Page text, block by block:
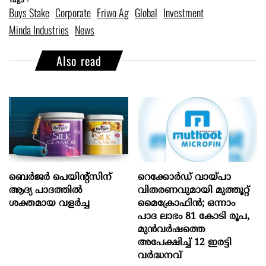
Buys Stake Corporate Friwo Ag Global Investment
Minda Industries News
Also read
ബെർജർ പെയിന്റ്സിന്
ആദ്യ പാദത്തിൽ
ശക്തമായ വളർച്ച
റെക്കോർഡ് വായ്പാ
വിതരണവുമായി മുത്തൂറ്റ്
മൈക്രോഫിൻ; ഒന്നാം
പാദ ലാഭം 81 കോടി രൂപ,
മുൻവർഷത്തെ
അപേക്ഷിച്ച് 12 ഇരട്ടി
വർദ്ധനവ്